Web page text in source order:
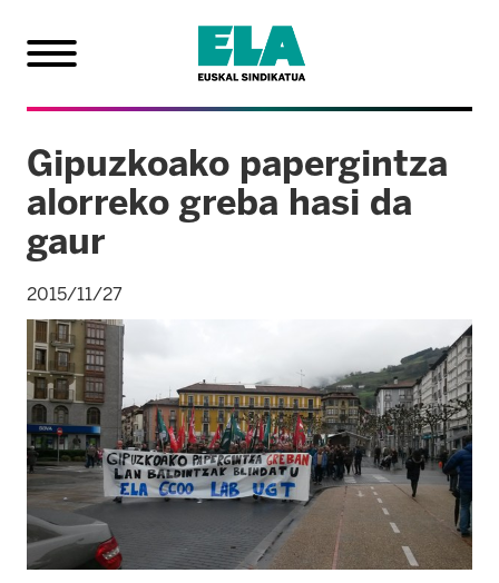
Gipuzkoako papergintza
alorreko greba hasi da
gaur
2015/11/27